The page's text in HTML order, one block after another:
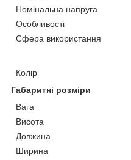
Номінальна напруга
Особливості
Сфера використання
Колір
Габаритні розміри
Вага
Висота
Довжина
Ширина